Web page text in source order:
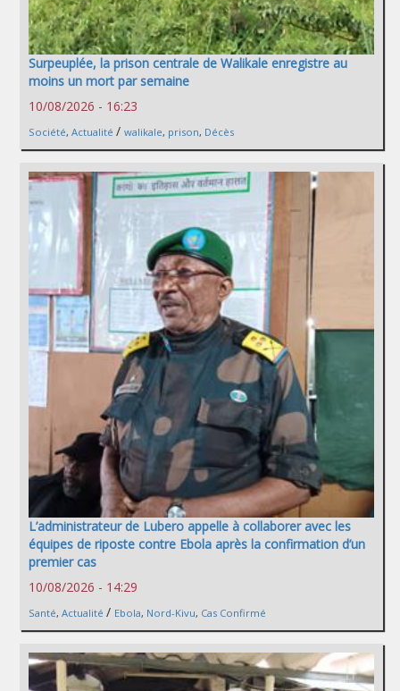
Surpeuplée, la prison centrale de Walikale enregistre au
moins un mort par semaine
10/08/2026 - 16:23
Société, Actualité / walikale, prison, Décès
L’administrateur de Lubero appelle à collaborer avec les
équipes de riposte contre Ebola après la confirmation d’un
premier cas
10/08/2026 - 14:29
Santé, Actualité / Ebola, Nord-Kivu, Cas Confirmé